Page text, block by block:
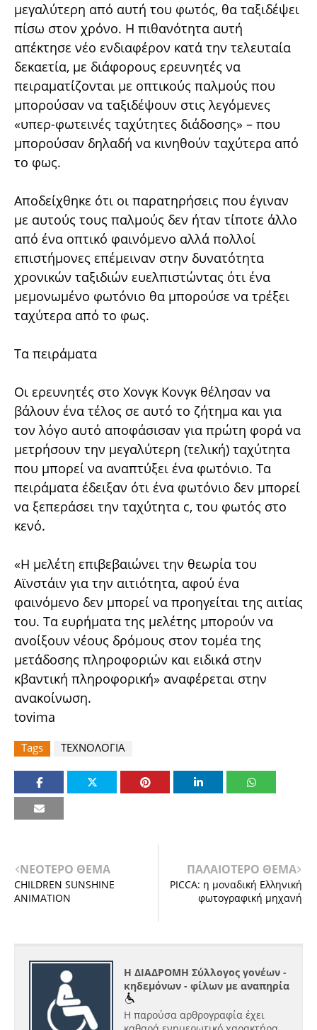
μεγαλύτερη από αυτή του φωτός, θα ταξιδέψει
πίσω στον χρόνο. Η πιθανότητα αυτή
απέκτησε νέο ενδιαφέρον κατά την τελευταία
δεκαετία, με διάφορους ερευνητές να
πειραματίζονται με οπτικούς παλμούς που
μπορούσαν να ταξιδέψουν στις λεγόμενες
«υπερ-φωτεινές ταχύτητες διάδοσης» – που
μπορούσαν δηλαδή να κινηθούν ταχύτερα από
το φως.
Αποδείχθηκε ότι οι παρατηρήσεις που έγιναν
με αυτούς τους παλμούς δεν ήταν τίποτε άλλο
από ένα οπτικό φαινόμενο αλλά πολλοί
επιστήμονες επέμειναν στην δυνατότητα
χρονικών ταξιδιών ευελπιστώντας ότι ένα
μεμονωμένο φωτόνιο θα μπορούσε να τρέξει
ταχύτερα από το φως.
Τα πειράματα
Οι ερευνητές στο Χονγκ Κονγκ θέλησαν να
βάλουν ένα τέλος σε αυτό το ζήτημα και για
τον λόγο αυτό αποφάσισαν για πρώτη φορά να
μετρήσουν την μεγαλύτερη (τελική) ταχύτητα
που μπορεί να αναπτύξει ένα φωτόνιο. Τα
πειράματα έδειξαν ότι ένα φωτόνιο δεν μπορεί
να ξεπεράσει την ταχύτητα c, του φωτός στο
κενό.
«Η μελέτη επιβεβαιώνει την θεωρία του
Αϊνστάιν για την αιτιότητα, αφού ένα
φαινόμενο δεν μπορεί να προηγείται της αιτίας
του. Τα ευρήματα της μελέτης μπορούν να
ανοίξουν νέους δρόμους στον τομέα της
μετάδοσης πληροφοριών και ειδικά στην
κβαντική πληροφορική» αναφέρεται στην
ανακοίνωση.
tovima
Tags ΤΕΧΝΟΛΟΓΙΑ
ΝΕΟΤΕΡΟ ΘΕΜΑ
CHILDREN SUNSHINE
ANIMATION
ΠΑΛΑΙΟΤΕΡΟ ΘΕΜΑ
PICCA: η μοναδική Ελληνική
φωτογραφική μηχανή
Η ΔΙΑΔΡΟΜΗ Σύλλογος γονέων -
κηδεμόνων - φίλων με αναπηρία
Η παρούσα αρθρογραφία έχει